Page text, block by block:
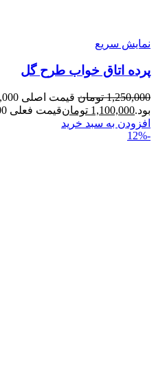
نمایش سریع
پرده اتاق خواب طرح گل
1,250,000 تومان
بود.1,100,000 تومانقیمت فعلی 1,100,000 تومان است.
افزودن به سبد خرید
-12%